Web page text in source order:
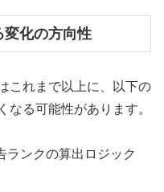
変化の方向性
これまで以上に、以下の
なる可能性があります。
ランクの算出ロジック